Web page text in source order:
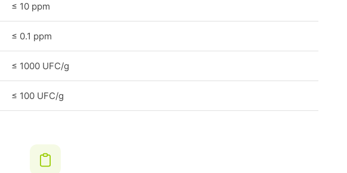
≤ 10 ppm
≤ 0.1 ppm
≤ 1000 UFC/g
≤ 100 UFC/g